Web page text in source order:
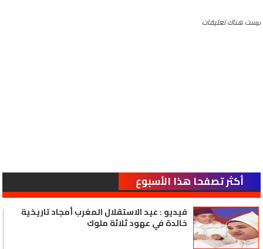
ليست هناك تعليقات
أكثر تصفحا هذا الأسبوع
فيديو : عيد الاستقلال المغرب أمجاد تاريخية
خالدة في عهود ثلاثة ملوك